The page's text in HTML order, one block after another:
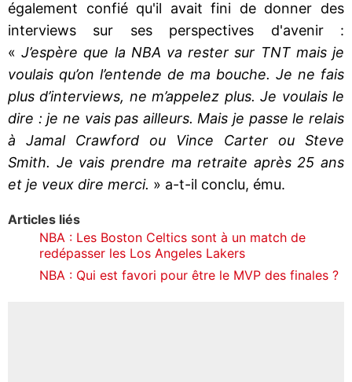
également confié qu'il avait fini de donner des
interviews sur ses perspectives d'avenir :
«J’espère que la NBA va rester sur TNT mais je
voulais qu’on l’entende de ma bouche. Je ne fais
plus d’interviews, ne m’appelez plus. Je voulais le
dire : je ne vais pas ailleurs. Mais je passe le relais
à Jamal Crawford ou Vince Carter ou Steve
Smith. Je vais prendre ma retraite après 25 ans
et je veux dire merci. » a-t-il conclu, ému.
Articles liés
NBA : Les Boston Celtics sont à un match de
redépasser les Los Angeles Lakers
NBA : Qui est favori pour être le MVP des finales ?